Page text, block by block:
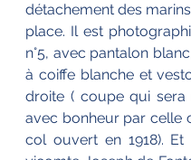
détachement des
place. Il est
n°5, avec pantalon
à coiffe blanche et
droite ( coupe qui sera
avec bonheur par celle
col ouvert en 1918).